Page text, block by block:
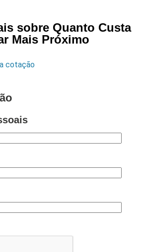
sobre Quanto Custa
Mais Próximo
cotação